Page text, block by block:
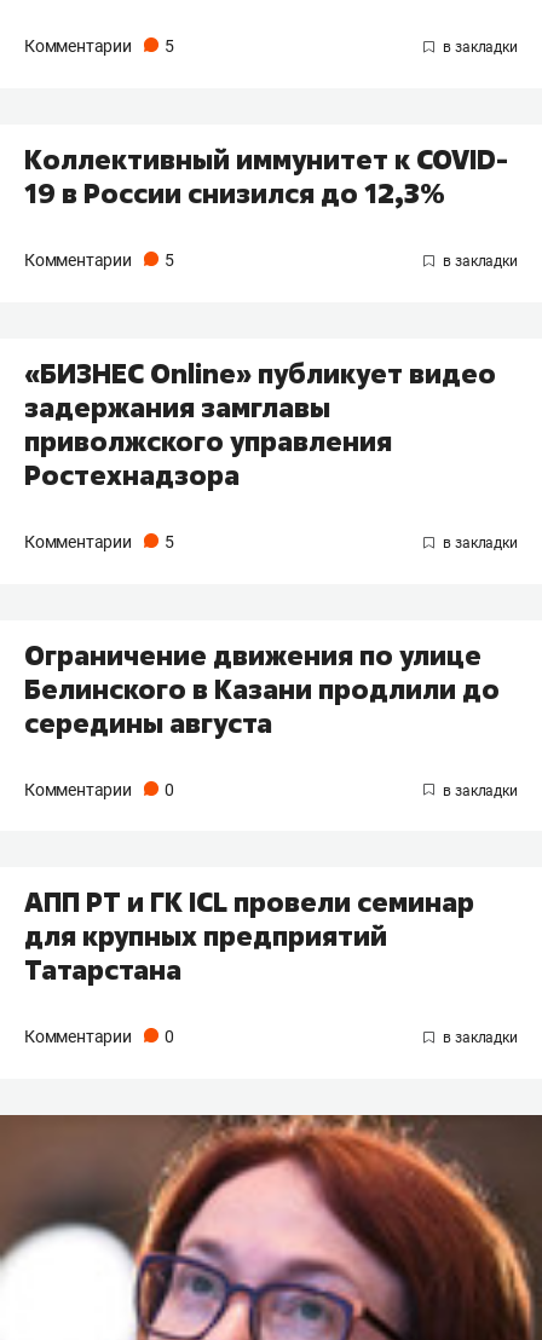
Комментарии 5
Коллективный иммунитет к COVID-
19 в России снизился до 12,3%
Комментарии 5
«БИЗНЕС Online» публикует видео
задержания замглавы
приволжского управления
Ростехнадзора
Комментарии 5
Ограничение движения по улице
Белинского в Казани продлили до
середины августа
Комментарии 0
АПП РТ и ГК ICL провели семинар
для крупных предприятий
Татарстана
Комментарии 0